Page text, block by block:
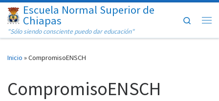
Saltar al contenido
Escuela Normal Superior de
Chiapas
"Sólo siendo consciente puedo dar educación"
Search
Inicio »CompromisoENSCH
CompromisoENSCH